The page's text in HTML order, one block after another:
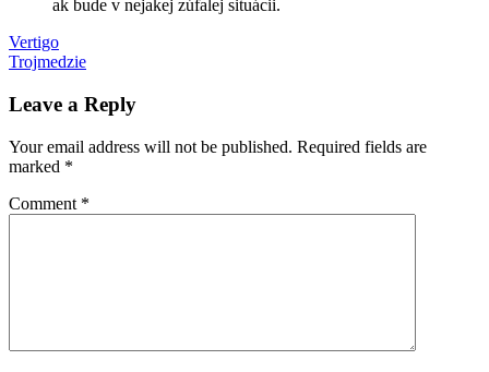
ak bude v nejakej zúfalej situácii.
protesty
Post
navigation
Previous
Post:
Vertigo
Next
Trojmedzie
Leave a Reply
Your email address will not be published. Required fields are
marked *
Comment *